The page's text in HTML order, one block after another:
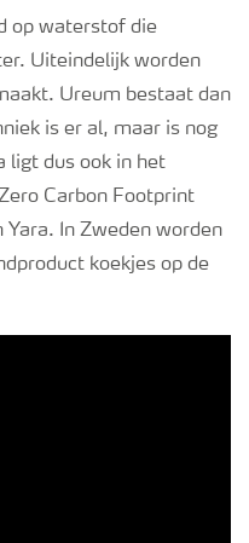
op waterstof die
Uiteindelijk worden
Ureum bestaat dan
is er al, maar is nog
ligt dus ook in het
Carbon Footprint
In Zweden worden
koekjes op de